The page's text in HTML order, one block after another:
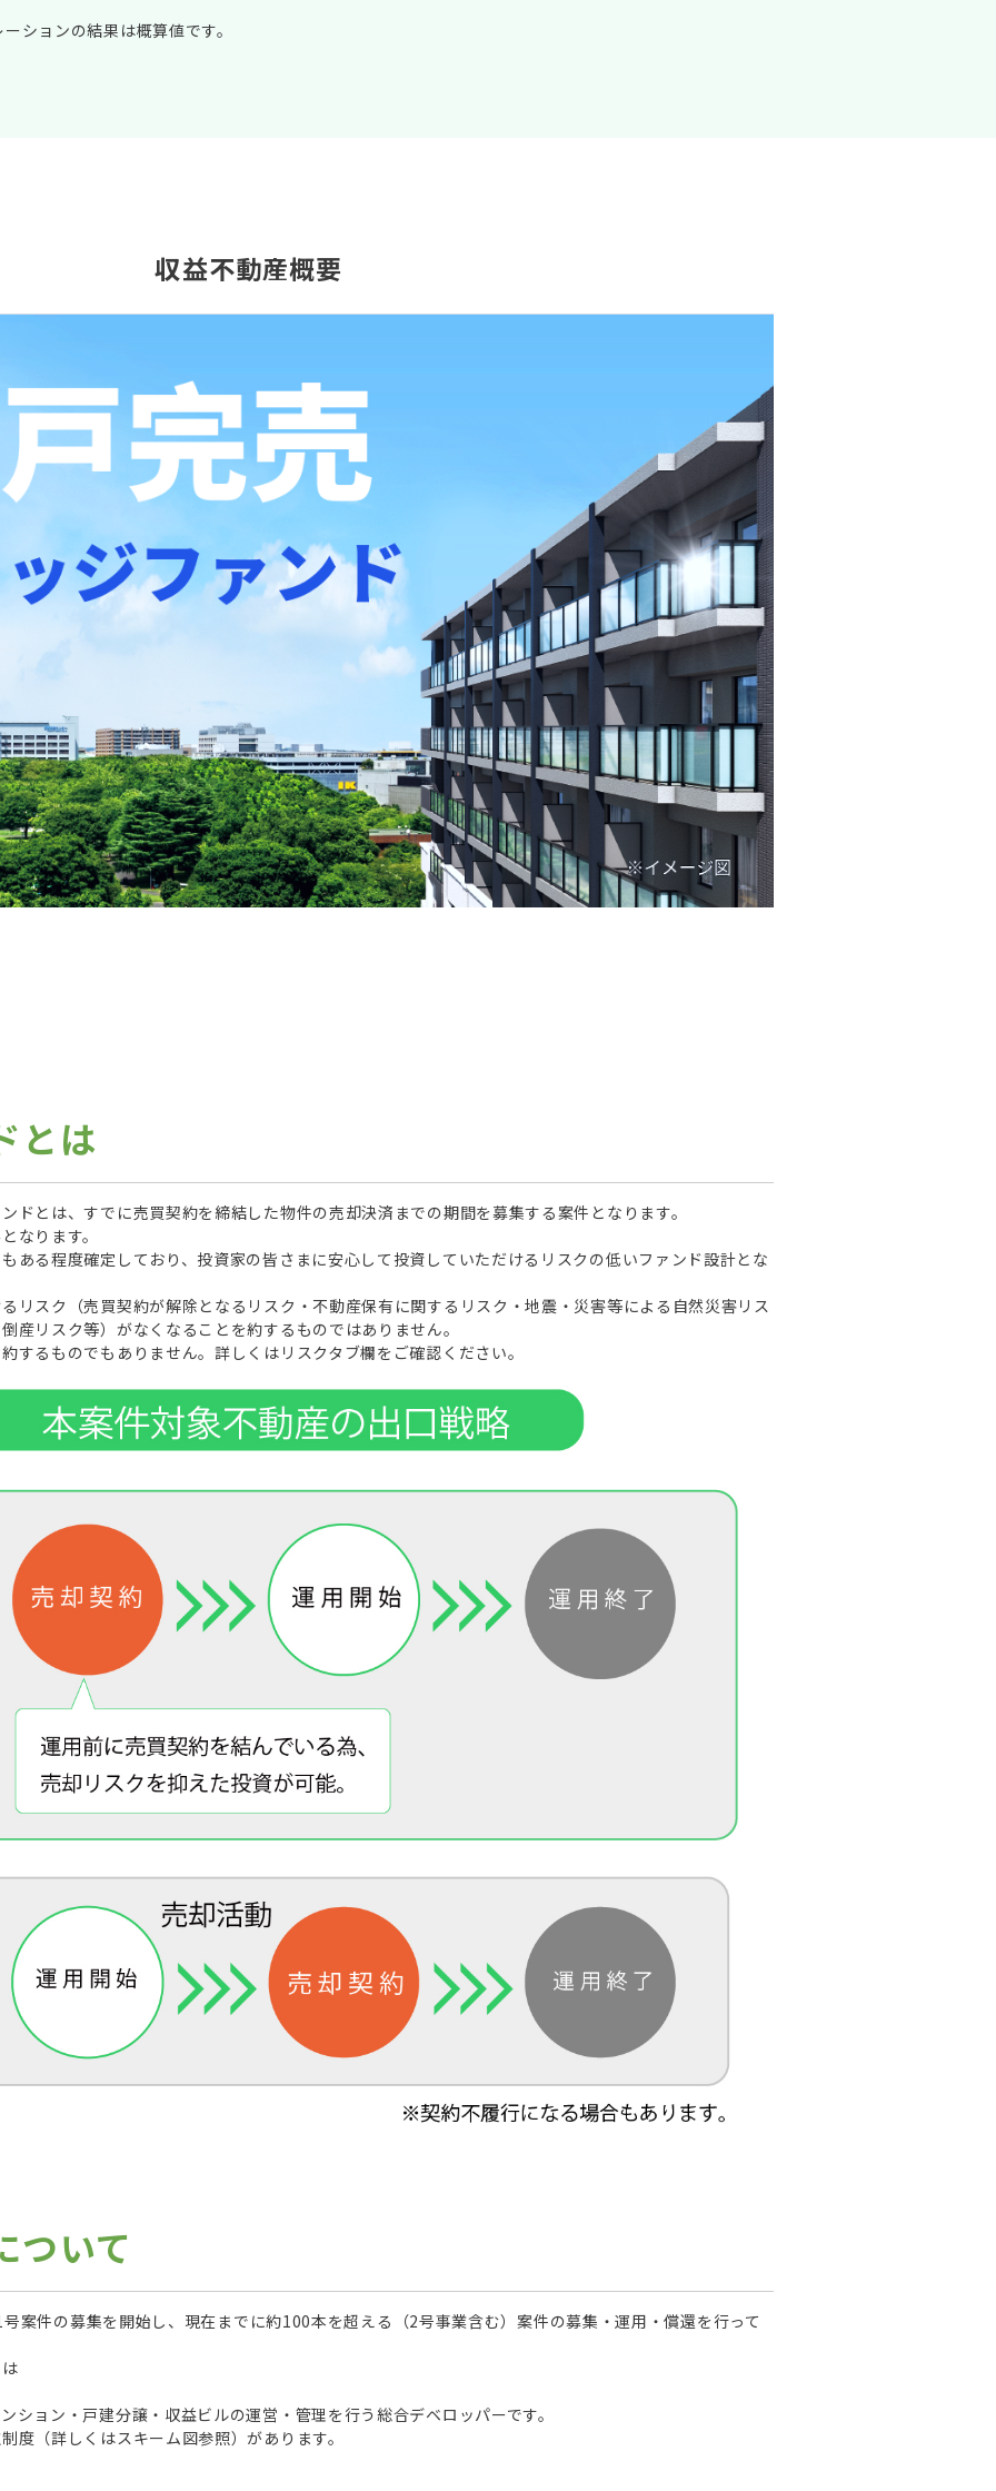
ションの結果は概算値です。
収益不動産概要
とは
ドとは、すでに売買契約を締結した物件の売却決済までの期間を募集する案件となります。
なります。
ある程度確定しており、投資家の皆さまに安心して投資していただけるリスクの低いファンド設計とな
リスク（売買契約が解除となるリスク・不動産保有に関するリスク・地震・災害等による自然災害リス
産リスク等）がなくなることを約するものではありません。
するものでもありません。詳しくはリスクタブ欄をご確認ください。
ついて
案件の募集を開始し、現在までに約100本を超える（2号事業含む）案件の募集・運用・償還を行って
ョン・戸建分譲・収益ビルの運営・管理を行う総合デベロッパーです。
度（詳しくはスキーム図参照）があります。